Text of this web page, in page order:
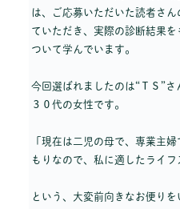
は、ご応募いただいた読者さ
ていただき、実際の診断結果
ついて学んでいます。
今回選ばれましたのは“ＴＳ”
３０代の女性です。
「現在は二児の母で、専業主
もりなので、私に適したライフ
という、大変前向きなお便りを